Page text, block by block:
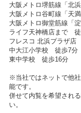
大阪メトロ堺筋線「北
大阪メトロ谷町線「天
大阪メトロ御堂筋線「
ライフ天神橋店まで
フレスコ 北浜プラザ
中大江小学校 徒歩7分
東中学校 徒歩16分
※当社ではネットで他
能です。
併せて内覧を希望され
い。